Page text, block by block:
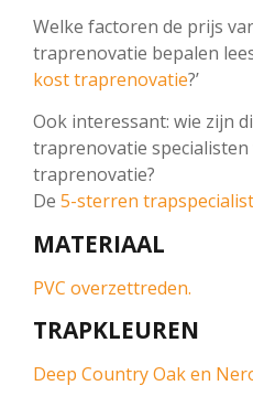
Welke factoren de prijs
traprenovatie bepalen
kost traprenovatie?’
Ook interessant: wie zijn
traprenovatie specialisten
traprenovatie?
De 5-sterren
MATERIAAL
PVC overzettreden.
TRAPKLEUREN
Deep Country Oak en